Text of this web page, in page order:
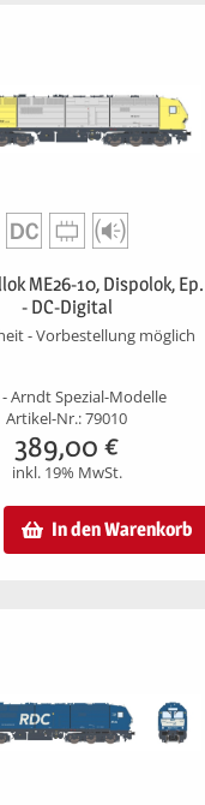
ME26-10, Dispolok,
- DC-Digital
- Vorbestellung möglich
- Arndt Spezial-Modelle
Artikel-Nr.: 79010
389,00 €
inkl. 19% MwSt.
In den Warenkorb